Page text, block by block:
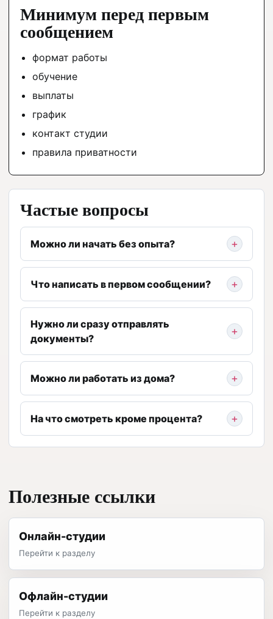
Минимум перед первым
сообщением
формат работы
обучение
выплаты
график
контакт студии
правила приватности
Частые вопросы
Можно ли начать без опыта?
Что написать в первом сообщении?
Нужно ли сразу отправлять
документы?
Можно ли работать из дома?
На что смотреть кроме процента?
Полезные ссылки
Онлайн-студии
Перейти к разделу
Офлайн-студии
Перейти к разделу